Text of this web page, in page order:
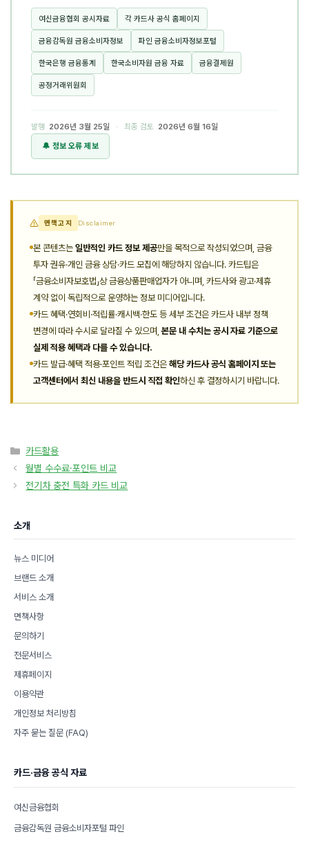
여신금융협회 공시자료 각 카드사 공식 홈페이지
금융감독원 금융소비자정보 파인 금융소비자정보포털
한국은행 금융통계 한국소비자원 금융 자료 금융결제원
공정거래위원회
발행 2026년 3월 25일 · 최종 검토
2026년 6월 16일
🔔 정보 오류 제보
면책고지 Disclaimer
본 콘텐츠는 일반적인 카드 정보 제공만을 목적으로 작성되었으며, 금융
투자 권유·개인 금융 상담·카드 모집에 해당하지 않습니다. 카드팁은
「금융소비자보호법」상 금융상품판매업자가 아니며, 카드사와 광고·제휴
계약 없이 독립적으로 운영하는 정보 미디어입니다.
카드 혜택·연회비·적립률·캐시백·한도 등 세부 조건은 카드사 내부 정책
변경에 따라 수시로 달라질 수 있으며,본문 내 수치는 공시 자료 기준으로
실제 적용 혜택과 다를 수 있습니다.
카드 발급·혜택 적용·포인트 적립 조건은 해당 카드사 공식 홈페이지 또는
고객센터에서 최신 내용을 반드시 직접 확인하신 후 결정하시기 바랍니다.
카
테
리
카드활용
월별 수수료·포인트 비교
전기차 충전 특화 카드 비교
소개
뉴스 미디어
브랜드 소개
서비스 소개
면책사항
문의하기
전문서비스
제휴페이지
이용약관
개인정보 처리방침
자주 묻는 질문 (FAQ)
카드·금융 공식 자료
여신금융협회
금융감독원 금융소비자포털 파인